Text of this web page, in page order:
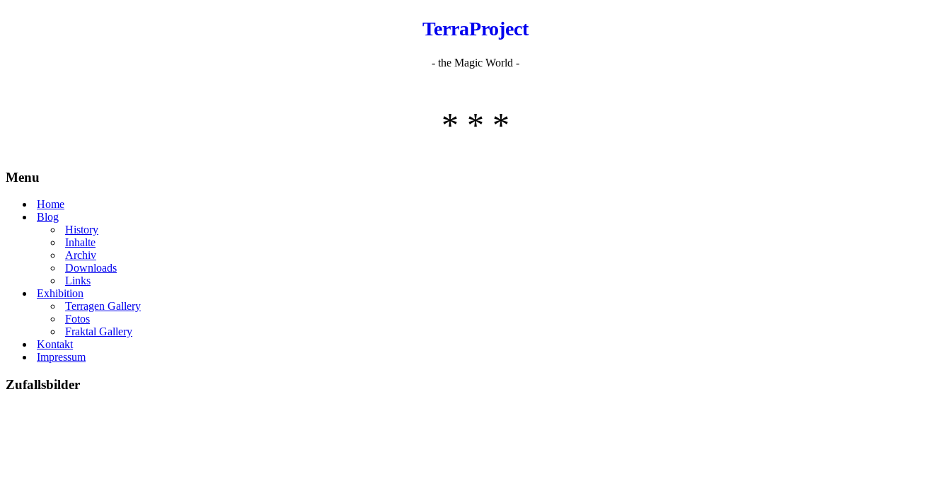
TerraProject
- the Magic World -
* * *
Menu
Home
Blog
History
Inhalte
Archiv
Downloads
Links
Exhibition
Terragen Gallery
Fotos
Fraktal Gallery
Kontakt
Impressum
Zufallsbilder